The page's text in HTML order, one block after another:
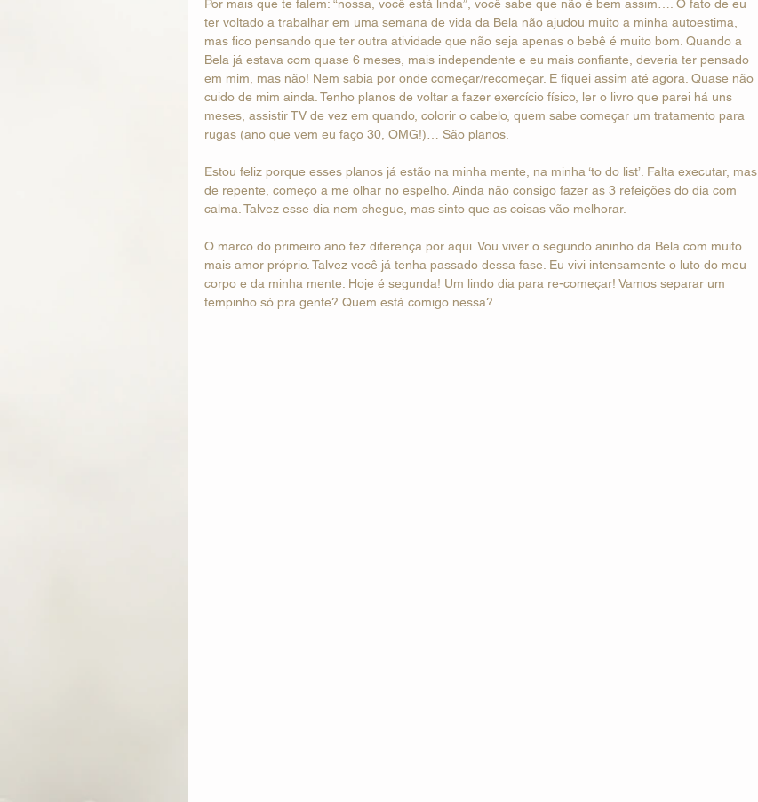
Por mais que te falem: “nossa, você está linda”, você sabe que não é bem assim…. O fato de eu
ter voltado a trabalhar em uma semana de vida da Bela não ajudou muito a minha autoestima,
mas fico pensando que ter outra atividade que não seja apenas o bebê é muito bom. Quando a
Bela já estava com quase 6 meses, mais independente e eu mais confiante, deveria ter pensado
em mim, mas não! Nem sabia por onde começar/recomeçar. E fiquei assim até agora. Quase não
cuido de mim ainda. Tenho planos de voltar a fazer exercício físico, ler o livro que parei há uns
meses, assistir TV de vez em quando, colorir o cabelo, quem sabe começar um tratamento para
rugas (ano que vem eu faço 30, OMG!)… São planos.
Estou feliz porque esses planos já estão na minha mente, na minha ‘to do list’. Falta executar, mas
de repente, começo a me olhar no espelho. Ainda não consigo fazer as 3 refeições do dia com
calma. Talvez esse dia nem chegue, mas sinto que as coisas vão melhorar.
O marco do primeiro ano fez diferença por aqui. Vou viver o segundo aninho da Bela com muito
mais amor próprio. Talvez você já tenha passado dessa fase. Eu vivi intensamente o luto do meu
corpo e da minha mente. Hoje é segunda! Um lindo dia para re-começar! Vamos separar um
tempinho só pra gente? Quem está comigo nessa?